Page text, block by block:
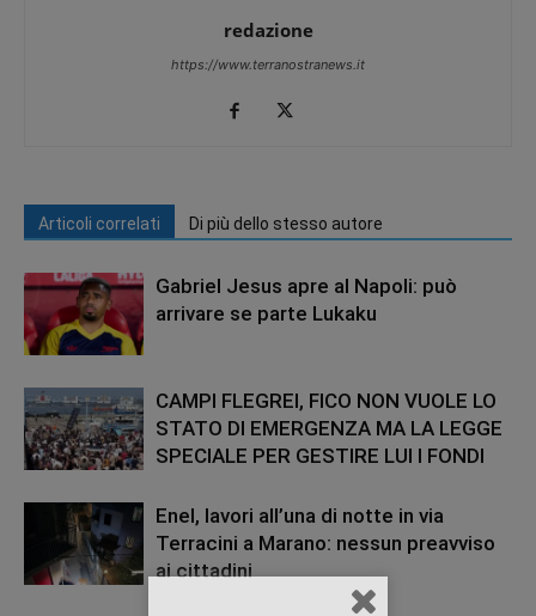
redazione
https://www.terranostranews.it
Articoli correlati Di più dello stesso autore
Gabriel Jesus apre al Napoli: può
arrivare se parte Lukaku
CAMPI FLEGREI, FICO NON VUOLE LO
STATO DI EMERGENZA MA LA LEGGE
SPECIALE PER GESTIRE LUI I FONDI
Enel, lavori all’una di notte in via
Terracini a Marano: nessun preavviso
ai cittadini